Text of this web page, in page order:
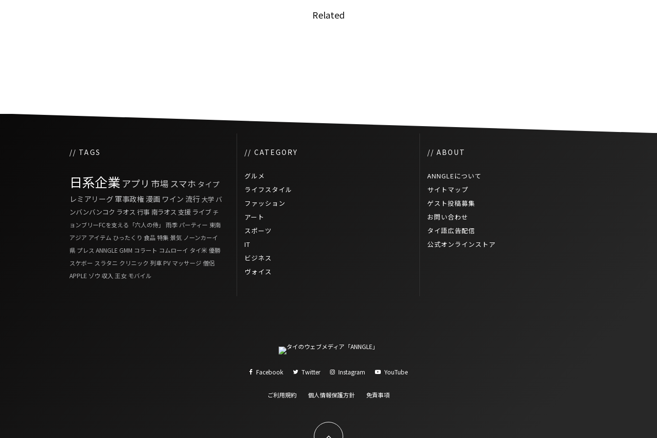
Related
// TAGS
日系企業 アプリ 市場 スマホ タイプ
レミアリーグ 軍事政権漫画 ワイン 流行 大学 バ
ンバンバンコク ラオス 行事 南ラオス 支援 ライブ チ
ョンブリーFCを支える「六人の侍」
雨季 パーティー 東南
アジア アイテム ひったくり 食品特集 景気 ノーンカーイ
県 プレス ANNGLE GMM コラート コムローイ タイ米 優勝
スケボー スラタニ クリニック 列車PV マッサージ 僧侶
APPLE ゾウ 収入 王女 モバイル
// CATEGORY
グルメ
ライフスタイル
ファッション
アート
スポーツ
IT
ビジネス
ヴォイス
// ABOUT
ANNGLEについて
サイトマップ
ゲスト投稿募集
お問い合わせ
タイ語広告配信
公式オンラインストア
Facebook Twitter Instagram YouTube
ご利用規約 個人情報保護方針 免責事項